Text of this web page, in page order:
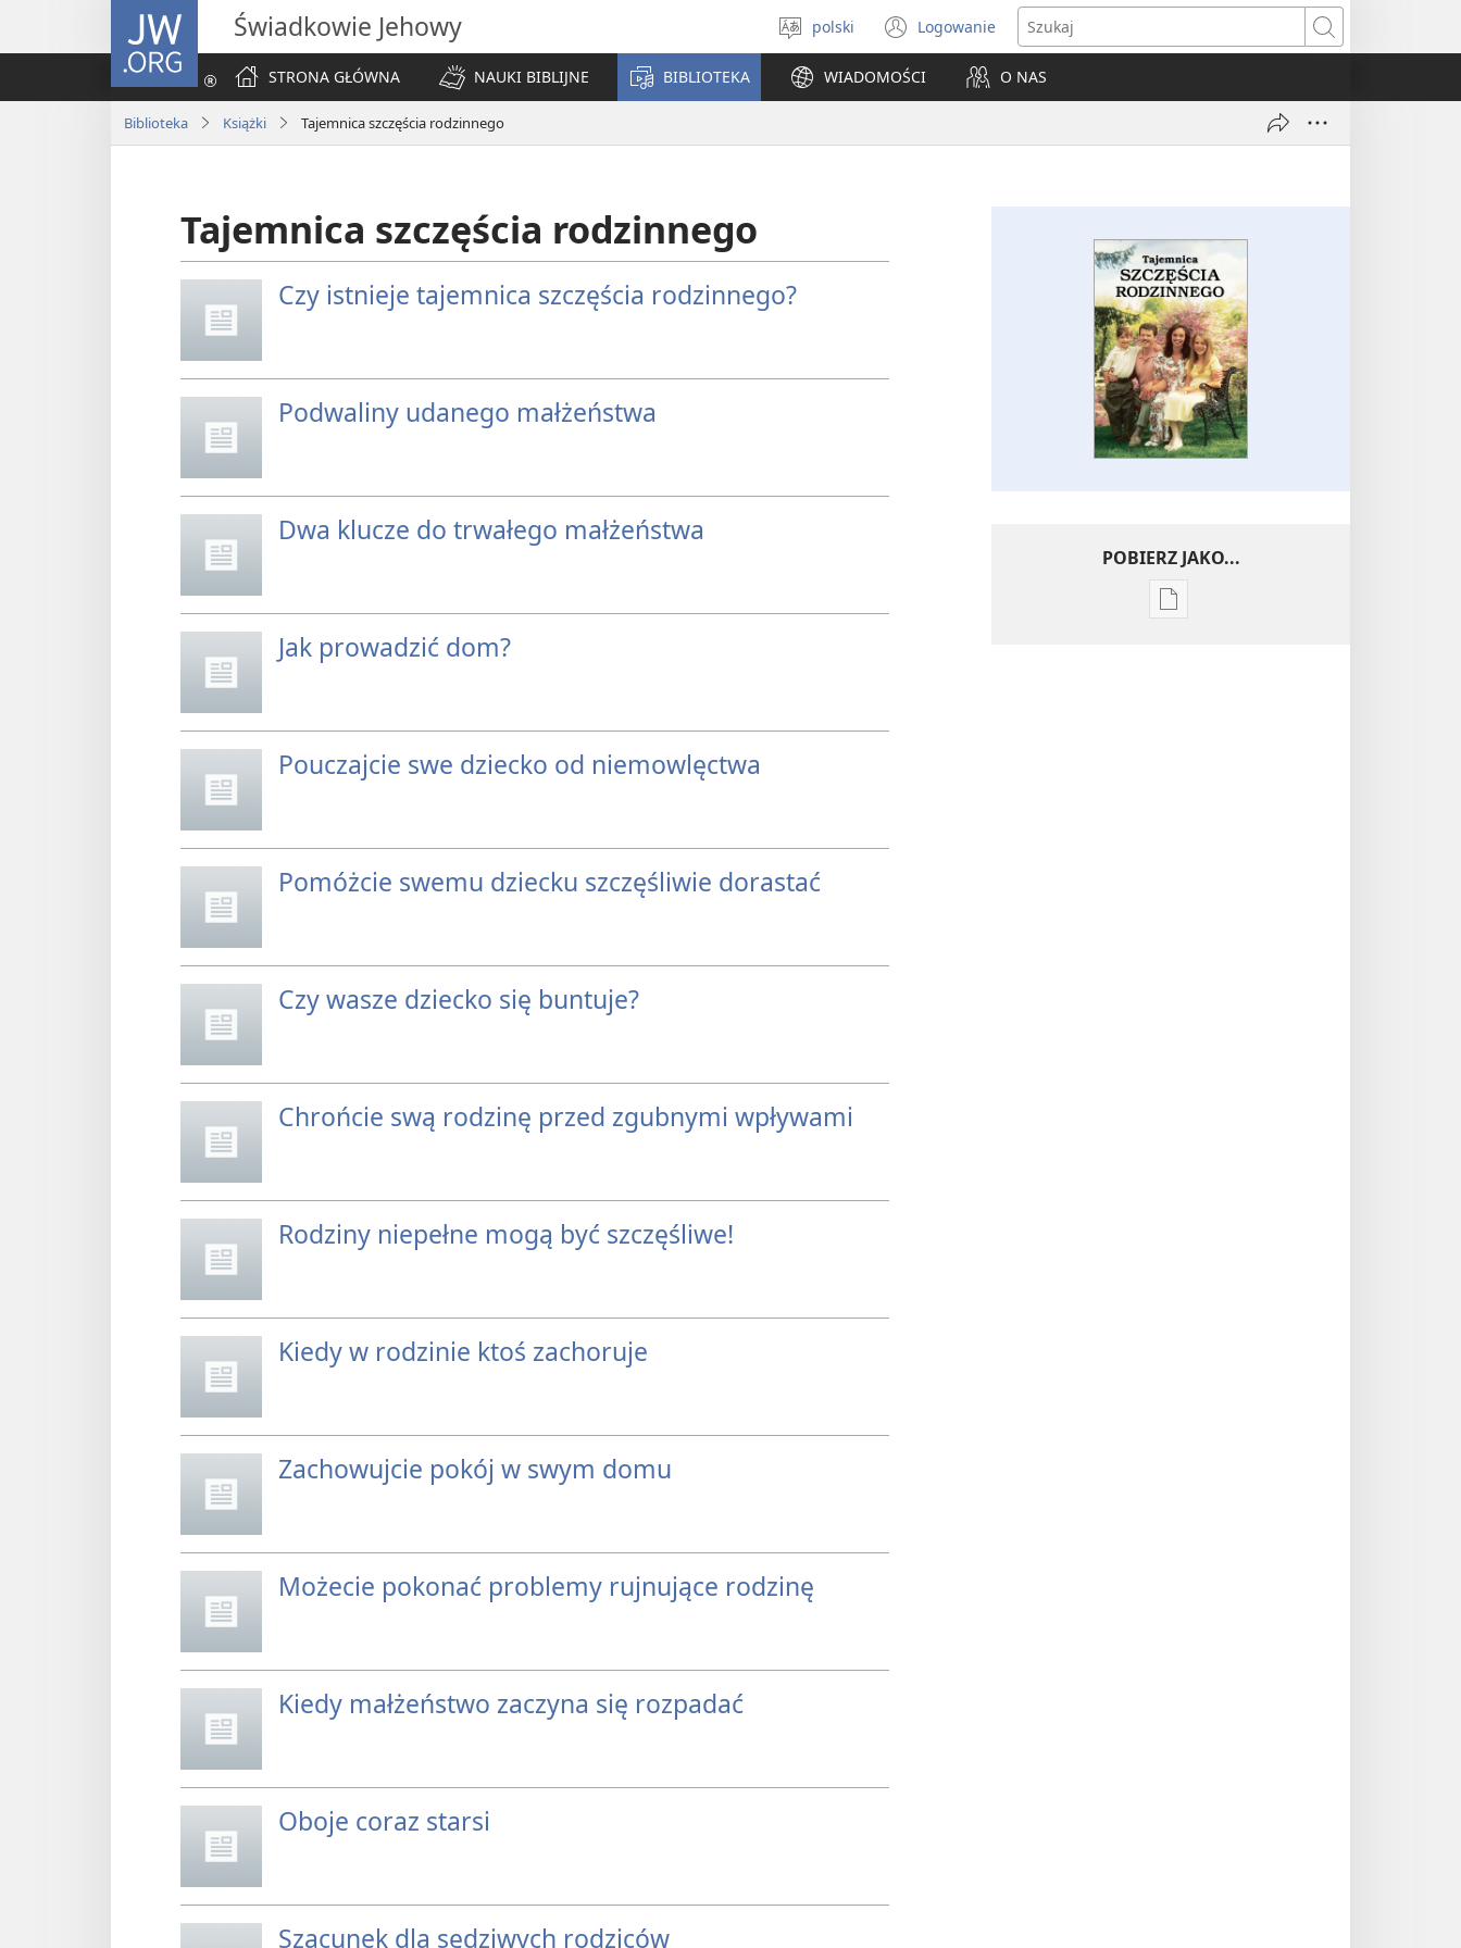
JW.ORG Świadkowie Jehowy
Wybór
języka
polski Logowanie
(opens
new
window)
Szukaj
STRONA GŁÓWNA
NAUKI BIBLIJNE BIBLIOTEKA WIADOMOŚCI O NAS
Biblioteka Książki Tajemnica szczęścia rodzinnego
Tajemnica szczęścia rodzinnego
Czy istnieje tajemnica szczęścia rodzinnego?
Podwaliny udanego małżeństwa
Dwa klucze do trwałego małżeństwa
Jak prowadzić dom?
Pouczajcie swe dziecko od niemowlęctwa
Pomóżcie swemu dziecku szczęśliwie dorastać
Czy wasze dziecko się buntuje?
Chrońcie swą rodzinę przed zgubnymi wpływami
Rodziny niepełne mogą być szczęśliwe!
Kiedy w rodzinie ktoś zachoruje
Zachowujcie pokój w swym domu
Możecie pokonać problemy rujnujące rodzinę
Kiedy małżeństwo zaczyna się rozpadać
Oboje coraz starsi
Szacunek dla sędziwych rodziców
POBIERZ JAKO...
Ustawienia